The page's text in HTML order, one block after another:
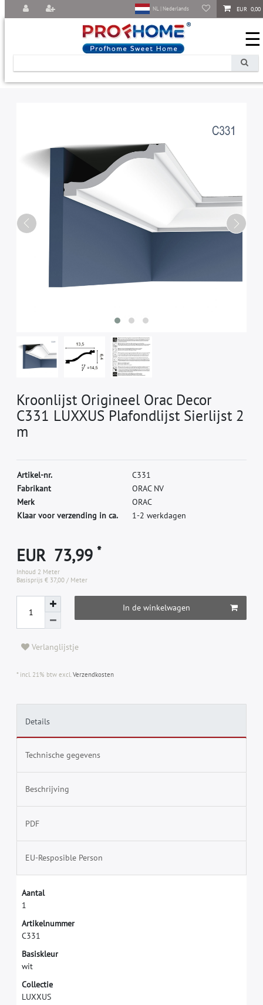
EUR 0,00
NL | Nederlands
☰
Kroonlijst Origineel Orac Decor
C331 LUXXUS Plafondlijst Sierlijst 2
m
Artikel-nr. C331
Fabrikant ORAC NV
Merk ORAC
Klaar voor verzending in ca.
1-2 werkdagen
EUR 73,99*
Inhoud 2 Meter
Basisprijs€ 37,00 / Meter
In de winkelwagen
Verlanglijstje
* incl. 21% btw excl.Verzendkosten
Details
Technische gegevens
Beschrijving
PDF
EU-Resposible Person
Aantal
1
Artikelnummer
C331
Basiskleur
wit
Collectie
LUXXUS